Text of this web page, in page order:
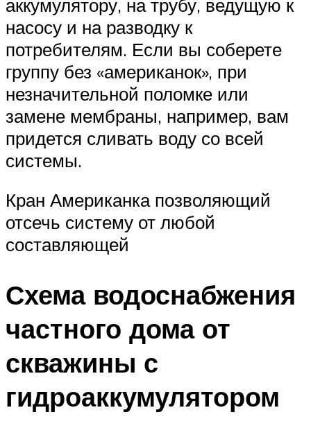
аккумулятору, на трубу, ведущую к
насосу и на разводку к
потребителям. Если вы соберете
группу без «американок», при
незначительной поломке или
замене мембраны, например, вам
придется сливать воду со всей
системы.
Кран Американка позволяющий
отсечь систему от любой
составляющей
Схема водоснабжения
частного дома от
скважины с
гидроаккумулятором